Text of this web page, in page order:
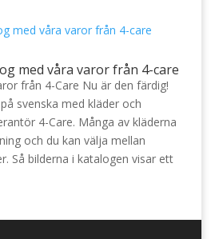
med våra varor från 4-care
från 4-Care Nu är den färdig!
svenska med kläder och
4-Care. Många av kläderna
och du kan välja mellan
Så bilderna i katalogen visar ett